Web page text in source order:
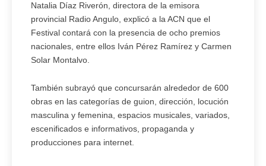
Natalia Díaz Riverón, directora de la emisora
provincial Radio Angulo, explicó a la ACN que el
Festival contará con la presencia de ocho premios
nacionales, entre ellos Iván Pérez Ramírez y Carmen
Solar Montalvo.
También subrayó que concursarán alrededor de 600
obras en las categorías de guion, dirección, locución
masculina y femenina, espacios musicales, variados,
escenificados e informativos, propaganda y
producciones para internet.